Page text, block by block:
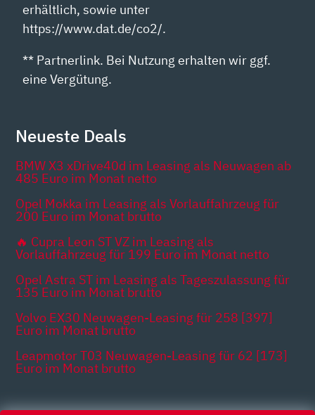
erhältlich, sowie unter
https://www.dat.de/co2/.
** Partnerlink. Bei Nutzung erhalten wir ggf.
eine Vergütung.
Neueste Deals
BMW X3 xDrive40d im Leasing als Neuwagen ab
485 Euro im Monat netto
Opel Mokka im Leasing als Vorlauffahrzeug für
200 Euro im Monat brutto
🔥 Cupra Leon ST VZ im Leasing als
Vorlauffahrzeug für 199 Euro im Monat netto
Opel Astra ST im Leasing als Tageszulassung für
135 Euro im Monat brutto
Volvo EX30 Neuwagen-Leasing für 258 [397]
Euro im Monat brutto
Leapmotor T03 Neuwagen-Leasing für 62 [173]
Euro im Monat brutto